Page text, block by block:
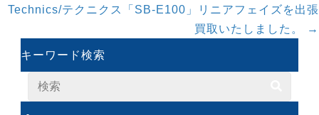
Technics/テクニクス「SB-E100」リニアフェイズを出張
買取いたしました。 →
キーワード検索